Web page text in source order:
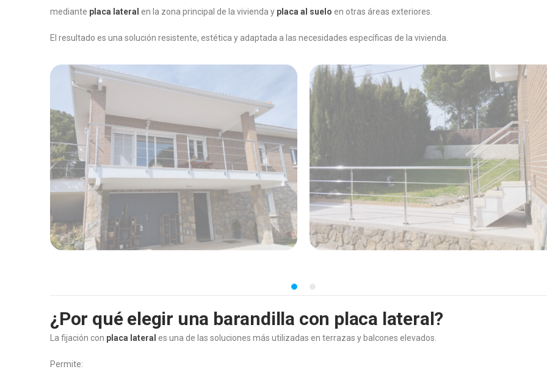
mediante placa lateral en la zona principal de la vivienda y placa al suelo en otras áreas exteriores.
El resultado es una solución resistente, estética y adaptada a las necesidades específicas de la vivienda.
¿Por qué elegir una barandilla con placa lateral?
La fijación con placa lateral es una de las soluciones más utilizadas en terrazas y balcones elevados.
Permite: